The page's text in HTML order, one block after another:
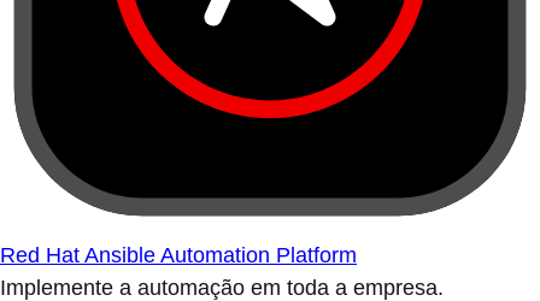
Red Hat Ansible Automation Platform
Implemente a automação em toda a empresa.